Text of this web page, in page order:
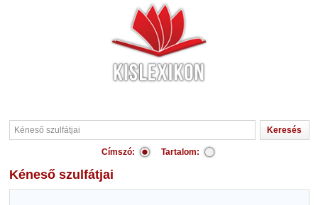
Címszó: Tartalom:
Kéneső szulfátjai